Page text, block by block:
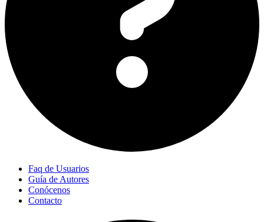
Faq de Usuarios
Guía de Autores
Conócenos
Contacto